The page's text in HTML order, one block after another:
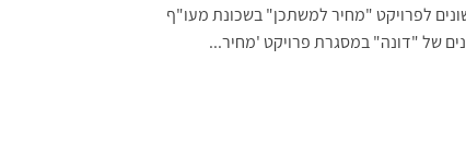
נחתמו טופסי 4 ראשונים לפרויקט "מחיר למשתכן" בשכונת מעו"ף
של "דונה" במסגרת פרויקט 'מחיר...